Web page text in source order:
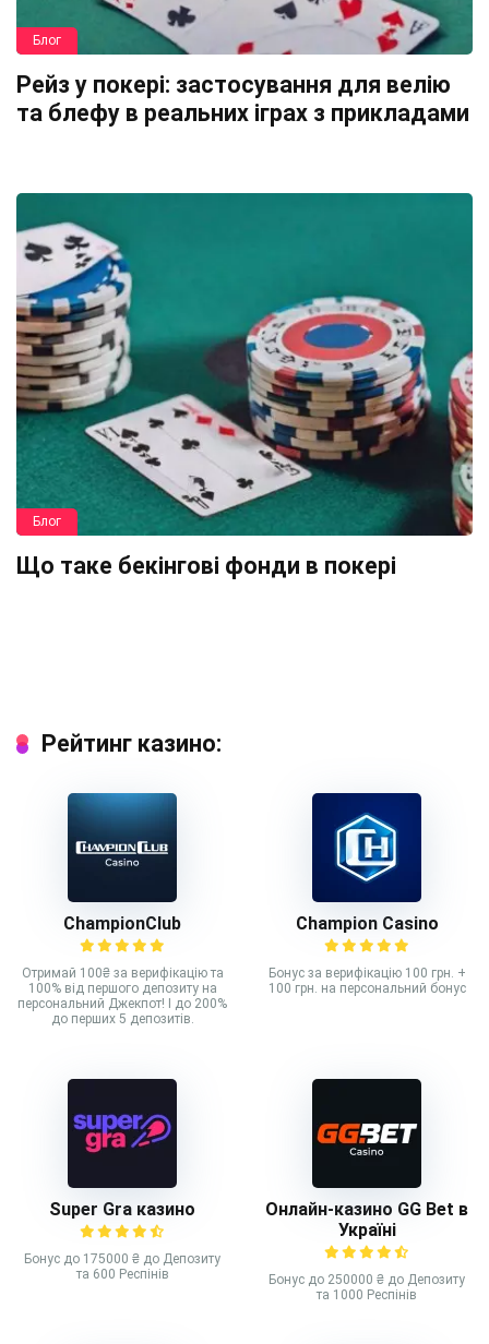
Блог
Рейз у покері: застосування для велію
та блефу в реальних іграх з прикладами
Блог
Що таке бекінгові фонди в покері
Рейтинг казино:
ChampionClub
Отримай 100₴ за верифікацію та
100% від першого депозиту на
персональний Джекпот! І до 200%
до перших 5 депозитів.
Champion Casino
Бонус за верифікацію 100 грн. +
100 грн. на персональний бонус
Super Gra казино
Бонус до 175000 ₴ до Депозиту
та 600 Респінів
Онлайн-казино GG Bet в
Україні
Бонус до 250000 ₴ до Депозиту
та 1000 Респінів